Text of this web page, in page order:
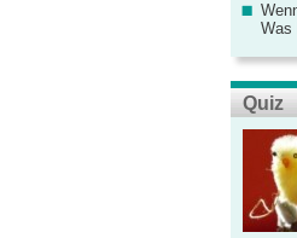
Was
Quiz